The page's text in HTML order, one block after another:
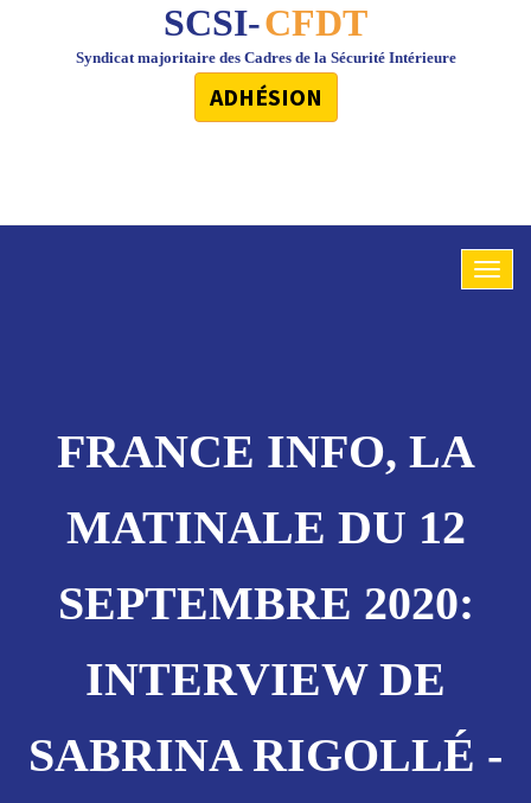
SCSI-CFDT
Syndicat majoritaire des Cadres de la Sécurité Intérieure
ADHÉSION
FRANCE INFO, LA
MATINALE DU 12
SEPTEMBRE 2020:
INTERVIEW DE
SABRINA RIGOLLÉ -